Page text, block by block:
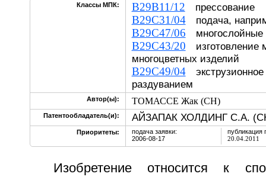
Классы МПК: B29B11/12 прессование
B29C31/04подача,
B29C47/06 многослойные
B29C43/20 изготовление
многоцветных изделий
B29C49/04
раздуванием
Автор(ы): ТОМАССЕ Жак (CH)
Патентообладатель(и): АЙЗАПАК ХОЛДИНГ С.А.
Приоритеты:
подача заявки:
2006-08-17
публикация
20.04.2011
Изобретение относится к